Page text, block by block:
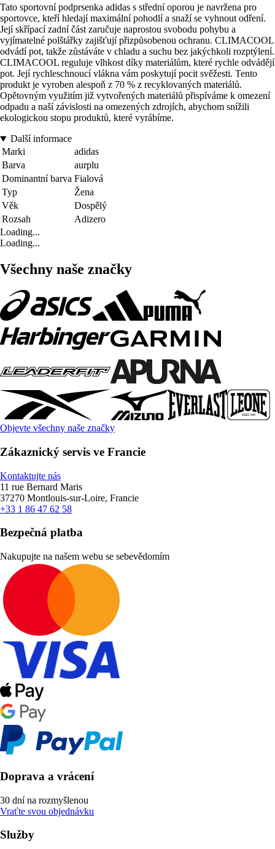
Tato sportovní podprsenka adidas s střední oporou je navržena pro
sportovce, kteří hledají maximální pohodlí a snaží se vyhnout odření.
Její skřípací zadní část zaručuje naprostou svobodu pohybu a
vyjímatelné polštářky zajišťují přizpůsobenou ochranu. CLIMACOOL
odvádí pot, takže zůstáváte v chladu a suchu bez jakýchkoli rozptýlení.
CLIMACOOL reguluje vlhkost díky materiálům, které rychle odvádějí
pot. Její rychleschnoucí vlákna vám poskytují pocit svěžesti. Tento
produkt je vyroben alespoň z 70 % z recyklovaných materiálů.
Opětovným využitím již vytvořených materiálů přispíváme k omezení
odpadu a naší závislosti na omezených zdrojích, abychom snížili
ekologickou stopu produktů, které vyrábíme.
Další informace
Marki
adidas
Barva
aurplu
Dominantní barva Fialová
Typ
Žena
Věk
Dospělý
Rozsah
Adizero
Loading...
Loading...
Všechny naše značky
Objevte všechny naše značky
Zákaznický servis ve Francie
Kontaktujte nás
11 rue Bernard Maris
37270 Montlouis-sur-Loire, Francie
+33 1 86 47 62 58
Bezpečná platba
Nakupujte na našem webu se sebevědomím
Doprava a vrácení
30 dní na rozmyšlenou
Vraťte svou objednávku
Služby